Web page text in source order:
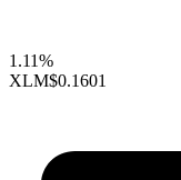
1.11%
XLM$0.1601